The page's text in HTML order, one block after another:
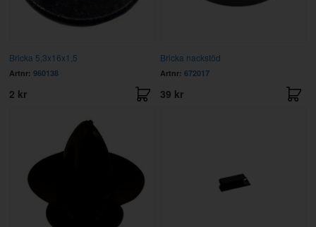
Bricka 5,3x16x1,5
Artnr: 960138
2 kr
Bricka nackstöd
Artnr: 672017
39 kr